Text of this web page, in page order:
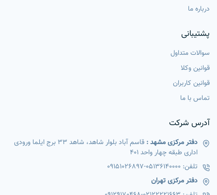
درباره ما
پشتیبانی
سوالات متداول
قوانین وکلا
قوانین کاربران
تماس با ما
آدرس شرکت
دفتر مرکزی مشهد :
قاسم آباد بلوار شاهد، شاهد 33 برج ایلما ورودی
اداری طبقه چهار واحد 401
تلفن: 05136140000
-
09151026897
دفتر مرکزی تهران